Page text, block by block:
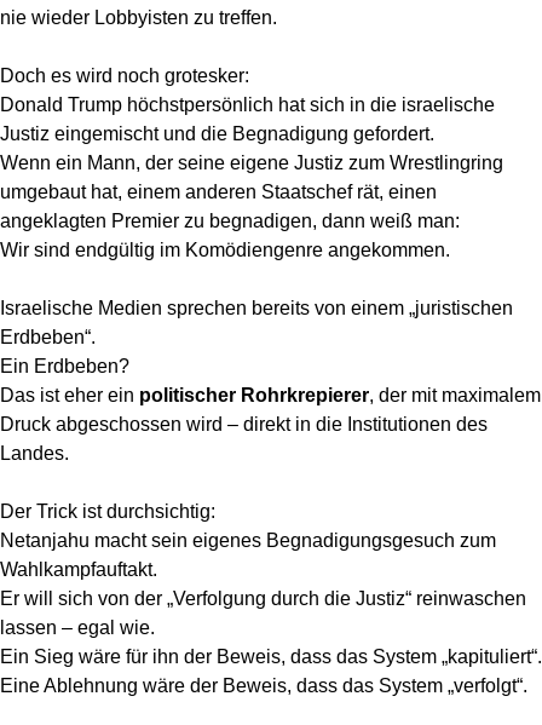
nie wieder Lobbyisten zu treffen.
Doch es wird noch grotesker:
Donald Trump höchstpersönlich hat sich in die israelische
Justiz eingemischt und die Begnadigung gefordert.
Wenn ein Mann, der seine eigene Justiz zum Wrestlingring
umgebaut hat, einem anderen Staatschef rät, einen
angeklagten Premier zu begnadigen, dann weiß man:
Wir sind endgültig im Komödiengenre angekommen.
Israelische Medien sprechen bereits von einem „juristischen
Erdbeben“.
Ein Erdbeben?
Das ist eher ein politischer Rohrkrepierer, der mit maximalem
Druck abgeschossen wird – direkt in die Institutionen des
Landes.
Der Trick ist durchsichtig:
Netanjahu macht sein eigenes Begnadigungsgesuch zum
Wahlkampfauftakt.
Er will sich von der „Verfolgung durch die Justiz“ reinwaschen
lassen – egal wie.
Ein Sieg wäre für ihn der Beweis, dass das System „kapituliert“.
Eine Ablehnung wäre der Beweis, dass das System „verfolgt“.